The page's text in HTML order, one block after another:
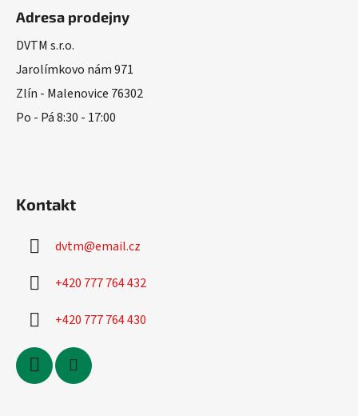
Adresa prodejny
DVTM s.r.o.
Jarolímkovo nám 971
Zlín - Malenovice 76302
Po - Pá 8:30 - 17:00
Kontakt
dvtm@email.cz
+420 777 764 432
+420 777 764 430